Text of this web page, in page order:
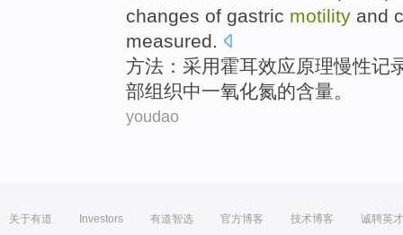
changes of gastric motility and
measured.
方法 ： 采用霍耳效应原理慢性记
部组织中一氧化氮的含量。
youdao
关于有道 Investors 有道智选 官方博客 技术博客 诚聘英才